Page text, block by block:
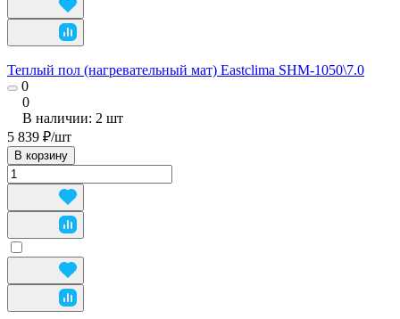
Теплый пол (нагревательный мат) Eastclima SHM-1050\7.0
0
0
В наличии: 2 шт
5 839 ₽/шт
В корзину